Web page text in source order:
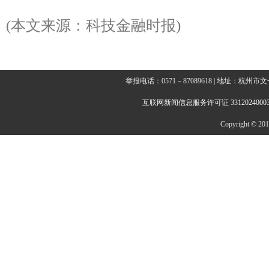
(本文来源：科技金融时报)
举报电话：0571－87089618 | 地址：杭州市
互联网新闻信息服务许可证
Copyright ©